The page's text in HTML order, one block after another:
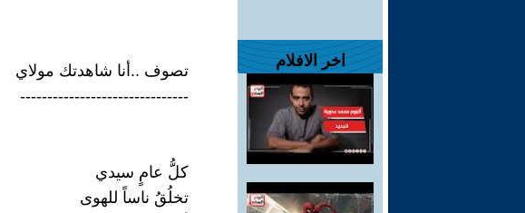
اخر الافلام
تصوف ..أنا شاهدتك مولاي
-------------------------------
كلُّ عامٍ سيدي
تخلُقُ ناساً للهوى